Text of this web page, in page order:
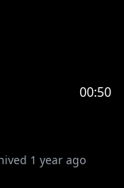
00:50
1 year ago